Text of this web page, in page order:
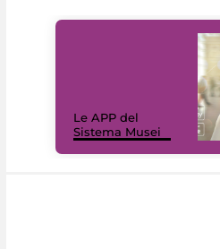
Le APP del
Sistema Musei